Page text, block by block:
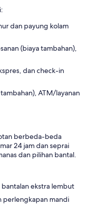
dan payung kolam
(biaya tambahan),
dan check-in
ATM/layanan
berbeda-beda
24 jam dan seprai
dan pilihan bantal.
ekstra lembut
perlengkapan mandi